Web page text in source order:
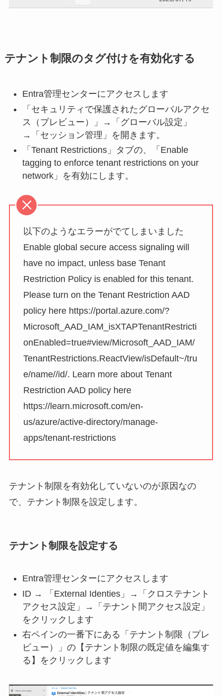
テナント制限のタグ付けを有効化する
Entra管理センターにアクセスします
「セキュリティで保護されたグローバルアクセ
ス（プレビュー）」→「グローバル設定」
→「セッション管理」を開きます。
「Tenant Restrictions」タブの、「Enable
tagging to enforce tenant restrictions on your
network」を有効にします。
以下のようなエラーがでてしまいました
Enable global secure access signaling will
have no impact, unless base Tenant
Restriction Policy is enabled for this tenant.
Please turn on the Tenant Restriction AAD
policy here https://portal.azure.com/?
Microsoft_AAD_IAM_isXTAPTenantRestricti
onEnabled=true#view/Microsoft_AAD_IAM/
TenantRestrictions.ReactView/isDefault~/tru
e/name//id/. Learn more about Tenant
Restriction AAD policy here
https://learn.microsoft.com/en-
us/azure/active-directory/manage-
apps/tenant-restrictions
テナント制限を有効化していないのが原因なの
で、テナント制限を設定します。
テナント制限を設定する
Entra管理センターにアクセスします
ID → 「External Identies」→「クロステナント
アクセス設定」→「テナント間アクセス設定」
をクリックします
右ペインの一番下にある「テナント制限（プレ
ビュー）」の【テナント制限の既定値を編集す
る】をクリックします